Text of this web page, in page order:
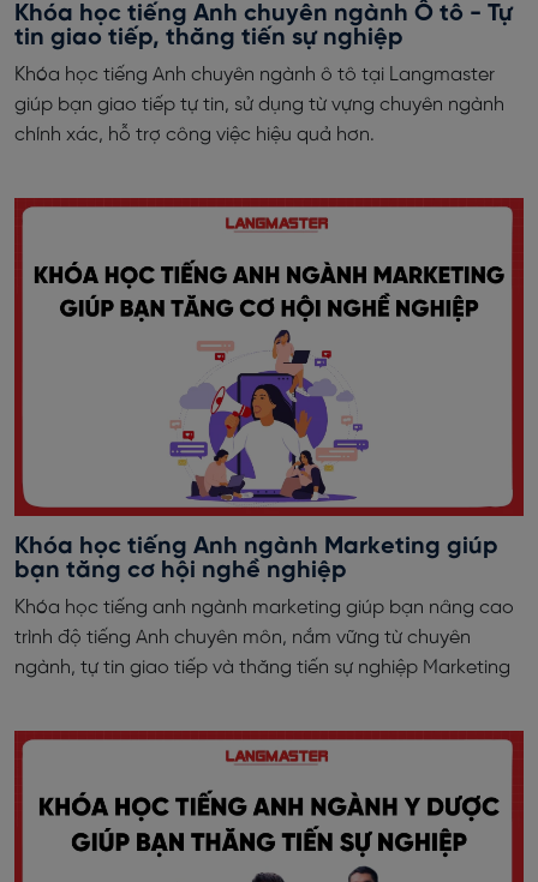
Khóa học tiếng Anh chuyên ngành Ô tô - Tự
tin giao tiếp, thăng tiến sự nghiệp
Khóa học tiếng Anh chuyên ngành ô tô tại Langmaster
giúp bạn giao tiếp tự tin, sử dụng từ vựng chuyên ngành
chính xác, hỗ trợ công việc hiệu quả hơn.
Khóa học tiếng Anh ngành Marketing giúp
bạn tăng cơ hội nghề nghiệp
Khóa học tiếng anh ngành marketing giúp bạn nâng cao
trình độ tiếng Anh chuyên môn, nắm vững từ chuyên
ngành, tự tin giao tiếp và thăng tiến sự nghiệp Marketing